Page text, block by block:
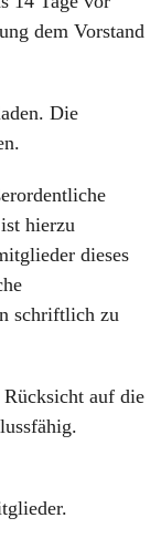
dem Vorstand
Die
hierzu
dieses
schriftlich zu
auf die